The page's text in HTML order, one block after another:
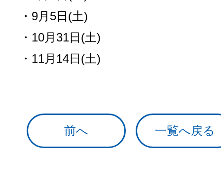
・9月5日(土)
・10月31日(土)
・11月14日(土)
前へ 一覧へ戻る